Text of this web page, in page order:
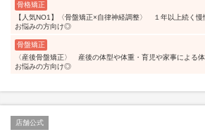
骨格矯正
【人気NO1】〈骨盤矯正×自律神経調整〉 １年以上続く慢
お悩みの方向け◎
骨盤矯正
〈産後骨盤矯正〉 産後の体型や体重・育児や家事による
お悩みの方向け◎
店舗公式